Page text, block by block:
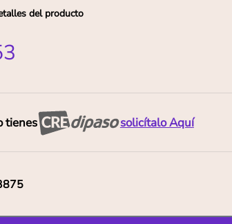
del producto
tienes solicítalo Aquí